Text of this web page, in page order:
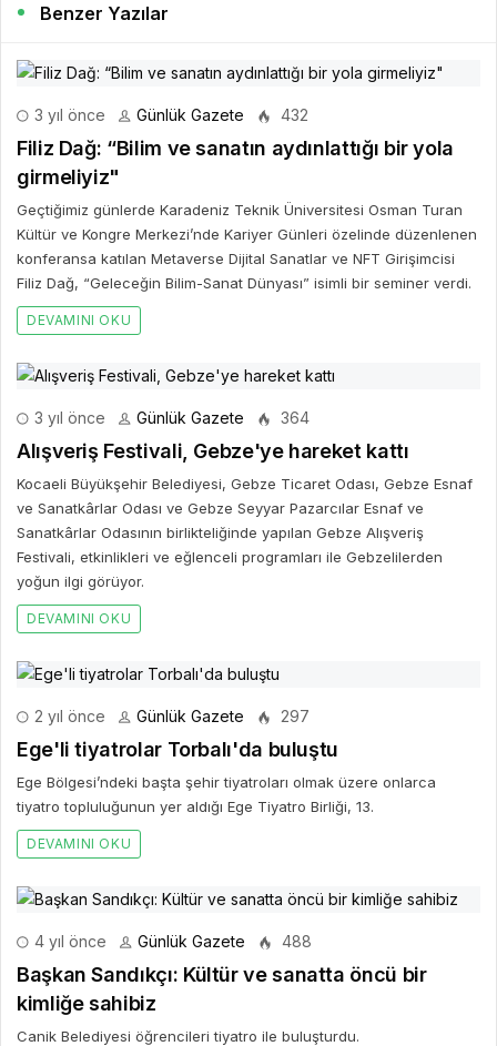
Benzer Yazılar
3 yıl önce Günlük Gazete 432
Filiz Dağ: “Bilim ve sanatın aydınlattığı bir yola
girmeliyiz"
Geçtiğimiz günlerde Karadeniz Teknik Üniversitesi Osman Turan
Kültür ve Kongre Merkezi’nde Kariyer Günleri özelinde düzenlenen
konferansa katılan Metaverse Dijital Sanatlar ve NFT Girişimcisi
Filiz Dağ, “Geleceğin Bilim-Sanat Dünyası” isimli bir seminer verdi.
DEVAMINI OKU
3 yıl önce Günlük Gazete 364
Alışveriş Festivali, Gebze'ye hareket kattı
Kocaeli Büyükşehir Belediyesi, Gebze Ticaret Odası, Gebze Esnaf
ve Sanatkârlar Odası ve Gebze Seyyar Pazarcılar Esnaf ve
Sanatkârlar Odasının birlikteliğinde yapılan Gebze Alışveriş
Festivali, etkinlikleri ve eğlenceli programları ile Gebzelilerden
yoğun ilgi görüyor.
DEVAMINI OKU
2 yıl önce Günlük Gazete 297
Ege'li tiyatrolar Torbalı'da buluştu
Ege Bölgesi’ndeki başta şehir tiyatroları olmak üzere onlarca
tiyatro topluluğunun yer aldığı Ege Tiyatro Birliği, 13.
DEVAMINI OKU
4 yıl önce Günlük Gazete 488
Başkan Sandıkçı: Kültür ve sanatta öncü bir
kimliğe sahibiz
Canik Belediyesi öğrencileri tiyatro ile buluşturdu.